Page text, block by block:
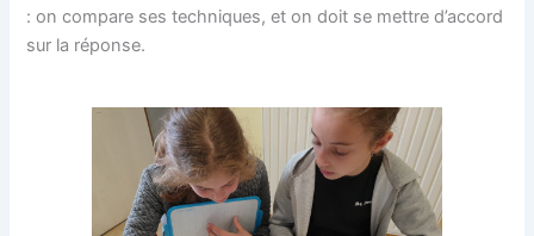
: on compare ses techniques, et on doit se mettre d’accord
sur la réponse.